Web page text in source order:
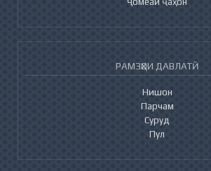
РАМЗҲОИ ДАВЛАТӢ
Нишон
Парчам
Суруд
Пул